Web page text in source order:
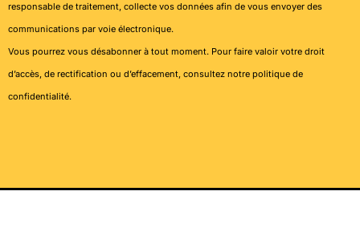
responsable de traitement, collecte vos données afin de vous envoyer des
communications par voie électronique.
Vous pourrez vous désabonner à tout moment. Pour faire valoir votre droit
d’accès, de rectification ou d’effacement, consultez notre politique de
confidentialité.